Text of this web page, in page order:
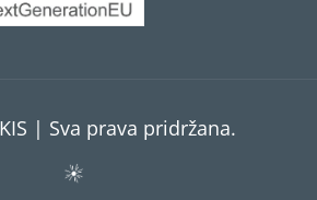
| Sva prava pridržana.